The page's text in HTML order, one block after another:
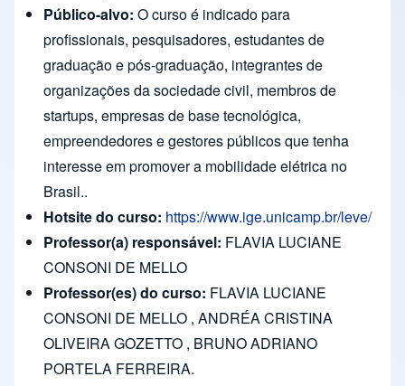
Público-alvo: O curso é indicado para
profissionais, pesquisadores, estudantes de
graduação e pós-graduação, integrantes de
organizações da sociedade civil, membros de
startups, empresas de base tecnológica,
empreendedores e gestores públicos que tenha
interesse em promover a mobilidade elétrica no
Brasil..
Hotsite do curso: https://www.ige.unicamp.br/leve/
Professor(a) responsável: FLAVIA LUCIANE
CONSONI DE MELLO
Professor(es) do curso: FLAVIA LUCIANE
CONSONI DE MELLO , ANDRÉA CRISTINA
OLIVEIRA GOZETTO , BRUNO ADRIANO
PORTELA FERREIRA.